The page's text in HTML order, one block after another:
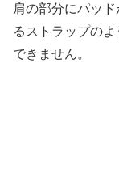
肩の部分にパッ
るストラップの
できません。